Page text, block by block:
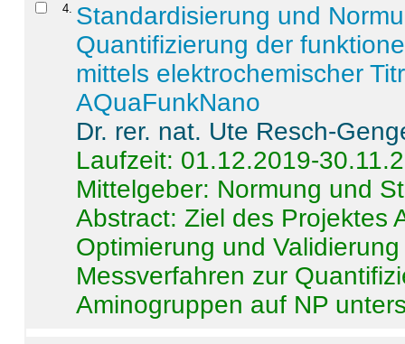
4 Standardisierung und
Quantifizierung der
mittels elektrochemischer
AQuaFunkNano
Dr. rer. nat. Ute Resch-
Laufzeit: 01.12.2019-
Mittelgeber: Normung und
Abstract:Ziel des Projektes
Optimierung und
Messverfahren zur
Aminogruppen auf NP